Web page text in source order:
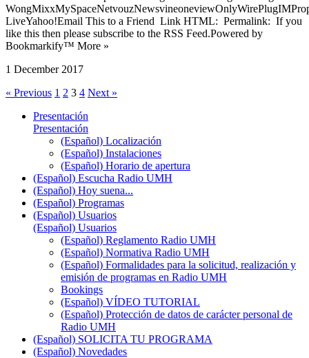
LiveYahoo!Email This to a Friend Link HTML: Permalink: If you
like this then please subscribe to the RSS Feed.Powered by
Bookmarkify™ More »
1 December 2017
« Previous 1 2 3 4 Next »
Presentación
Presentación
(Español) Localización
(Español) Instalaciones
(Español) Horario de apertura
(Español) Escucha Radio UMH
(Español) Hoy suena...
(Español) Programas
(Español) Usuarios
(Español) Usuarios
(Español) Reglamento Radio UMH
(Español) Normativa Radio UMH
(Español) Formalidades para la solicitud, realización y
emisión de programas en Radio UMH
Bookings
(Español) VÍDEO TUTORIAL
(Español) Protección de datos de carácter personal de
Radio UMH
(Español) SOLICITA TU PROGRAMA
(Español) Novedades